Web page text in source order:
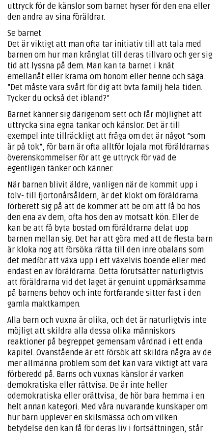
uttryck för de känslor som barnet hyser för den ena eller
den andra av sina föräldrar.
Se barnet
Det är viktigt att man ofta tar initiativ till att tala med
barnen om hur man krånglat till deras tillvaro och ger sig
tid att lyssna på dem. Man kan ta barnet i knät
emellanåt eller krama om honom eller henne och säga:
”Det måste vara svårt för dig att bvta familj hela tiden.
Tycker du också det ibland?”
Barnet känner sig därigenom sett och får möjlighet att
uttrycka sina egna tankar och känslor. Det är till
exempel inte tillräckligt att fråga om det är något ”som
är på tok”, för barn är ofta alltför lojala mot föräldrarnas
överenskommelser för att ge uttryck för vad de
egentligen tänker och känner.
När barnen blivit äldre, vanligen när de kommit upp i
tolv- till fjortonårsåldern, är det klokt om föräldrarna
förberett sig på att de kommer att be om att få bo hos
den ena av dem, ofta hos den av motsatt kön. Eller de
kan be att få byta bostad om föräldrarna delat upp
barnen mellan sig. Det har att göra med att de flesta barn
är kloka nog att försöka rätta till den inre obalans som
det medför att växa upp i ett växelvis boende eller med
endast en av föräldrarna. Detta förutsätter naturligtvis
att föräldrarna vid det laget är genuint uppmärksamma
på barnens behov och inte fortfarande sitter fast i den
gamla maktkampen.
Alla barn och vuxna är olika, och det är naturligtvis inte
möjligt att skildra alla dessa olika människors
reaktioner på begreppet gemensam vårdnad i ett enda
kapitel. Ovanstående är ett försök att skildra några av de
mer allmänna problem som det kan vara viktigt att vara
förberedd på. Barns och vuxnas känslor är varken
demokratiska eller rättvisa. De är inte heller
odemokratiska eller orättvisa, de hör bara hemma i en
helt annan kategori. Med våra nuvarande kunskaper om
hur barn upplever en skilsmässa och om vilken
betydelse den kan få för deras liv i fortsättningen, står